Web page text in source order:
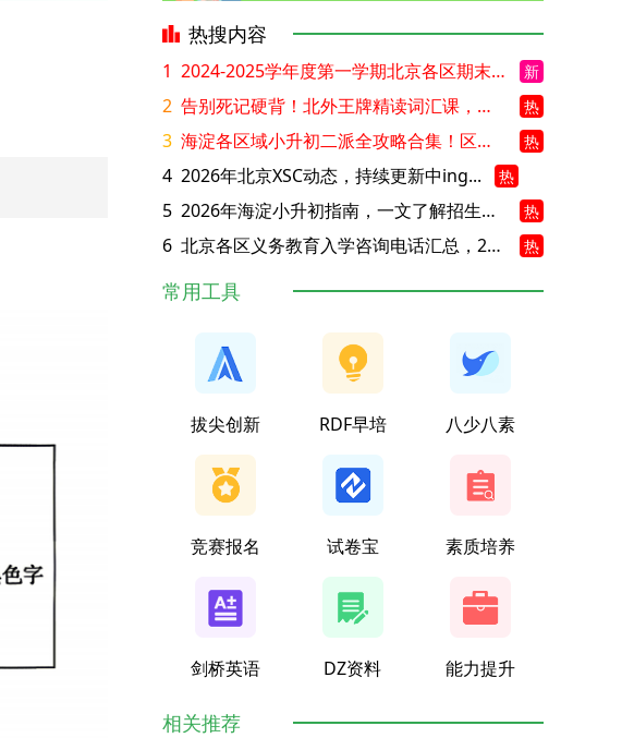
热搜内容
1 2024-2025学年度第一学期北京各区期末考试真题试卷汇总 新
2 告别死记硬背！北外王牌精读词汇课，帮孩子突破英语词汇难关 热
3 海淀各区域小升初二派全攻略合集！区域一至五志愿填报、升学策略详解 热
4 2026年北京XSC动态，持续更新中ing... 热
5 2026年海淀小升初指南，一文了解招生政策要点 热
6 北京各区义务教育入学咨询电话汇总，25年小升初家长提前收藏 热
常用工具
拔尖创新 RDF早培 八少八素
竞赛报名 试卷宝 素质培养
剑桥英语 DZ资料 能力提升
相关推荐